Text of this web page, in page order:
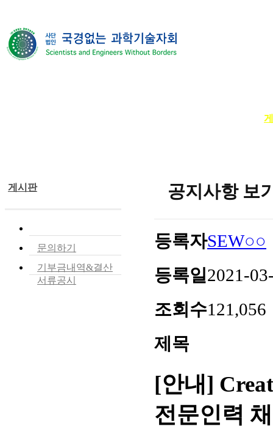
게시판
문의하기
기부금내역&결산
서류공시
공지사항 보
등록자SEW○○
등록일2021-
조회수121,056
제목
[안내]
전문인력